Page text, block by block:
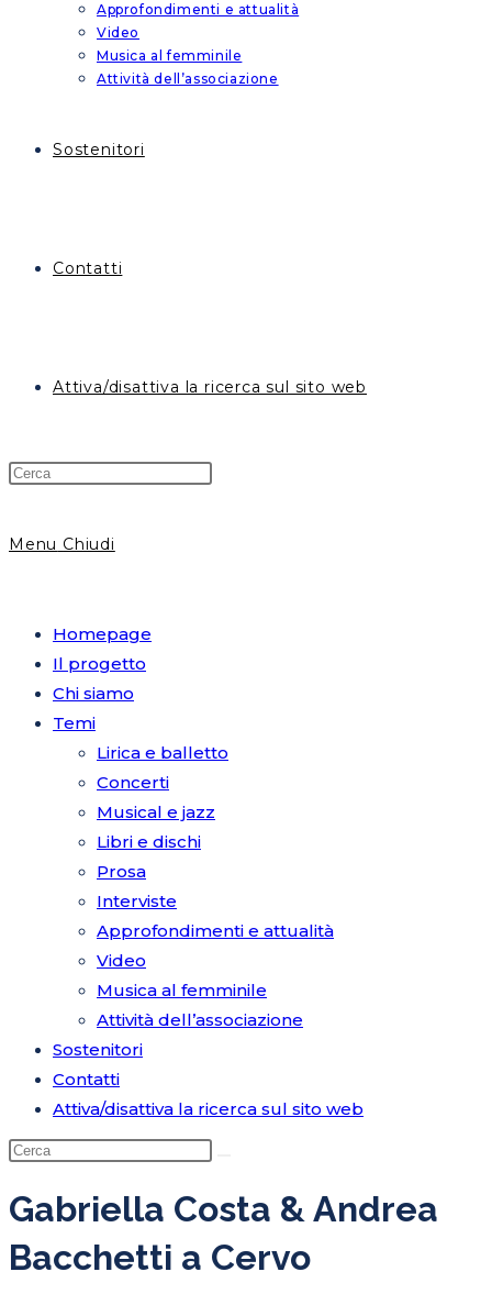
Approfondimenti e attualità
Video
Musica al femminile
Attività dell’associazione
Sostenitori
Contatti
Attiva/disattiva la ricerca sul sito web
Menu Chiudi
Homepage
Il progetto
Chi siamo
Temi
Lirica e balletto
Concerti
Musical e jazz
Libri e dischi
Prosa
Interviste
Approfondimenti e attualità
Video
Musica al femminile
Attività dell’associazione
Sostenitori
Contatti
Attiva/disattiva la ricerca sul sito web
Gabriella Costa & Andrea
Bacchetti a Cervo